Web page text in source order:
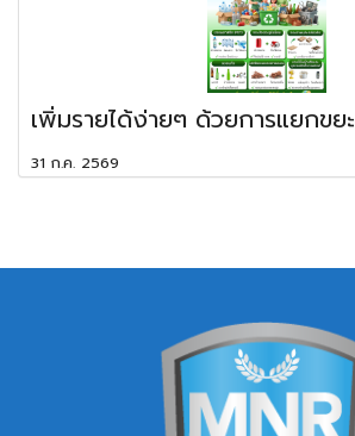
เพิ่มรายได้ง่ายๆ ด้วยการแยกขยะ
31 ก.ค. 2569